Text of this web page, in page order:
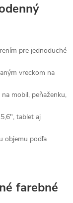
pre jednoduché
vreckom na
mobil, peňaženku,
tablet aj
objemu podľa
farebné